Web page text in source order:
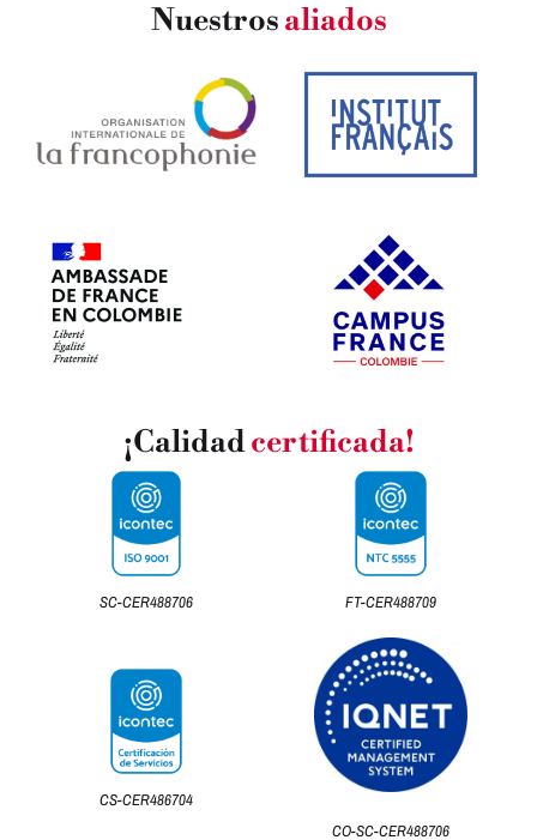
Nuestrosaliados
¡Calidadcertificada!
SC-CER488706 FT-CER488709
CS-CER486704
CO-SC-CER488706